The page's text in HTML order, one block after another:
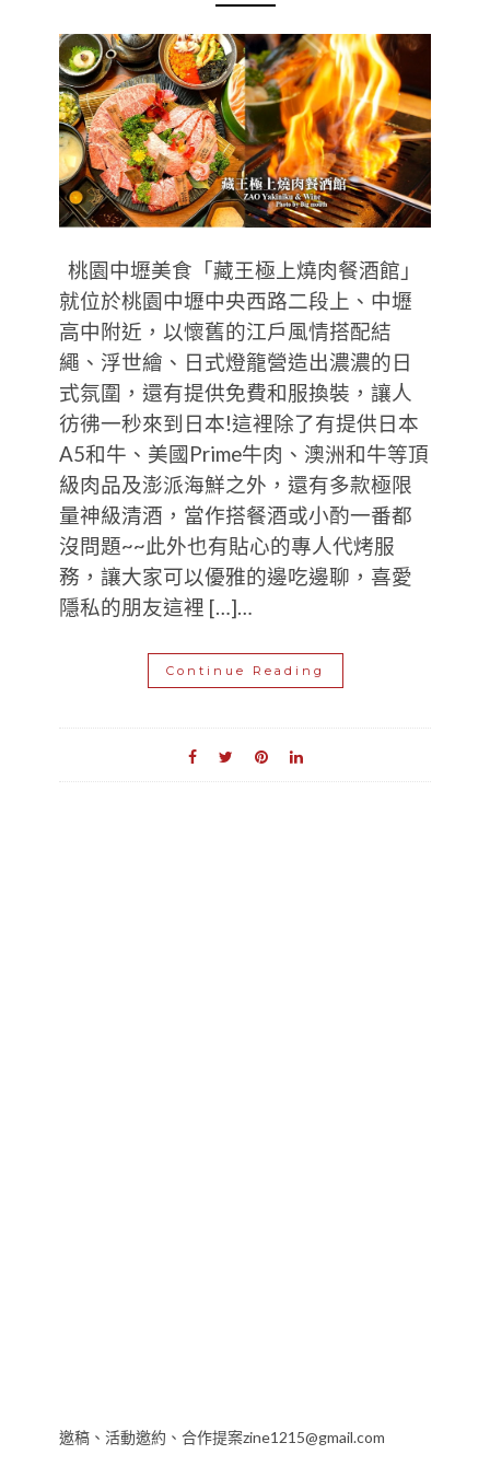
桃園中壢美食「藏王極上燒肉餐酒館」
就位於桃園中壢中央西路二段上、中壢
高中附近，以懷舊的江戶風情搭配結
繩、浮世繪、日式燈籠營造出濃濃的日
式氛圍，還有提供免費和服換裝，讓人
彷彿一秒來到日本!這裡除了有提供日本
A5和牛、美國Prime牛肉、澳洲和牛等頂
級肉品及澎派海鮮之外，還有多款極限
量神級清酒，當作搭餐酒或小酌一番都
沒問題~~此外也有貼心的專人代烤服
務，讓大家可以優雅的邊吃邊聊，喜愛
隱私的朋友這裡 […]…
Continue Reading
邀稿、活動邀約、合作提案zine1215@gmail.com